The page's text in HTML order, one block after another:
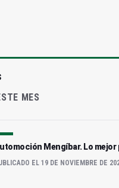
MES
Mengíbar. Lo mejor
EL 19 DE NOVIEMBRE DE